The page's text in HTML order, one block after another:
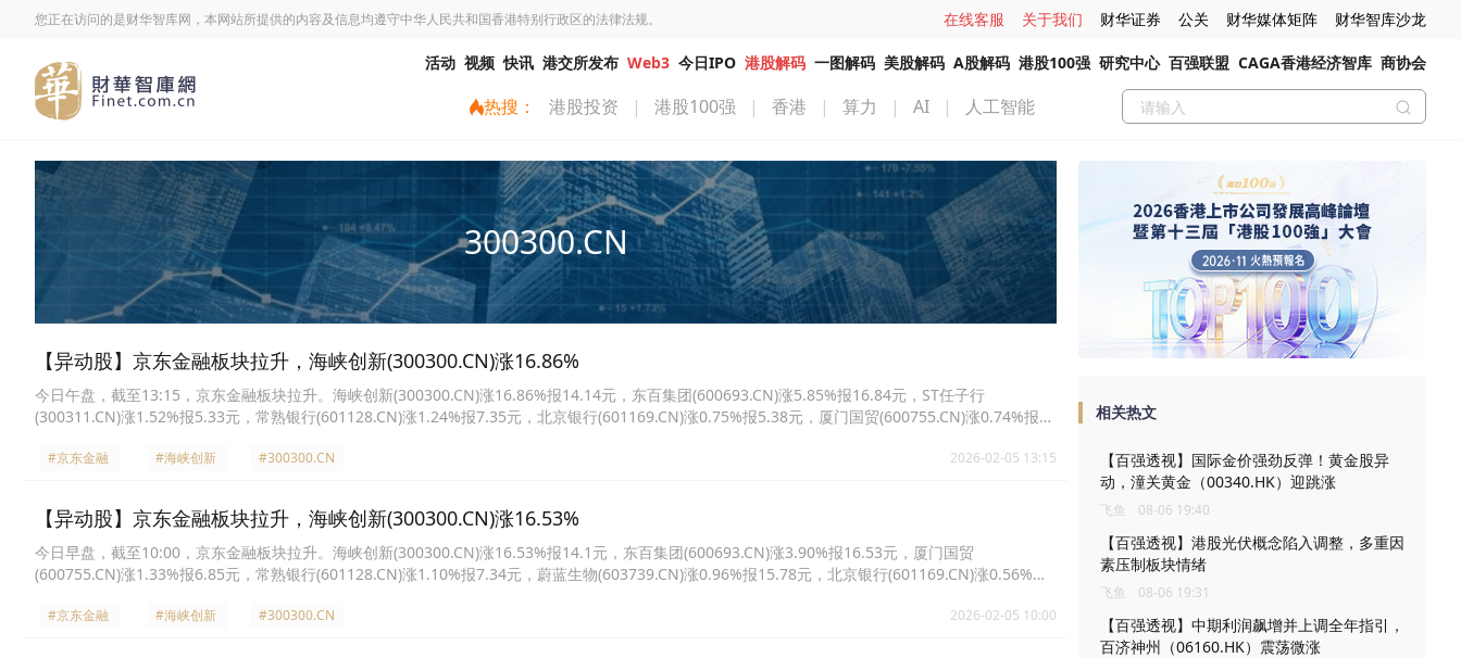
您正在访问的是财华智库网，本网站所提供的内容及信息均遵守中华人民共和国香港特别行政区的法律法规。 在线客服 关于我们 财华证券 公关 财华媒体矩阵 财华智库沙龙
活动 视频 快讯 港交所发布 Web3 今日IPO 港股解码 一图解码 美股解码 A股解码 港股100强 研究中心 百强联盟 CAGA香港经济智库 商协会
热搜： 港股投资 | 港股100强 | 香港 | 算力 | AI | 人工智能
300300.CN
【异动股】京东金融板块拉升，海峡创新(300300.CN)涨16.86%
今日午盘，截至13:15，京东金融板块拉升。海峡创新(300300.CN)涨16.86%报14.14元，东百集团(600693.CN)涨5.85%报16.84元，ST任子行
(300311.CN)涨1.52%报5.33元，常熟银行(601128.CN)涨1.24%报7.35元，北京银行(601169.CN)涨0.75%报5.38元，厦门国贸(600755.CN)涨0.74%报
#京东金融 #海峡创新 #300300.CN 2026-02-05 13:15
【异动股】京东金融板块拉升，海峡创新(300300.CN)涨16.53%
今日早盘，截至10:00，京东金融板块拉升。海峡创新(300300.CN)涨16.53%报14.1元，东百集团(600693.CN)涨3.90%报16.53元，厦门国贸
(600755.CN)涨1.33%报6.85元，常熟银行(601128.CN)涨1.10%报7.34元，蔚蓝生物(603739.CN)涨0.96%报15.78元，北京银行(601169.CN)涨0.56%报
#京东金融 #海峡创新 #300300.CN 2026-02-05 10:00
相关热文
【百强透视】国际金价强劲反弹！黄金股异
动，潼关黄金（00340.HK）迎跳涨
飞鱼 08-06 19:40
【百强透视】港股光伏概念陷入调整，多重因
素压制板块情绪
飞鱼 08-06 19:31
【百强透视】中期利润飙增并上调全年指引，
百济神州（06160.HK）震荡微涨